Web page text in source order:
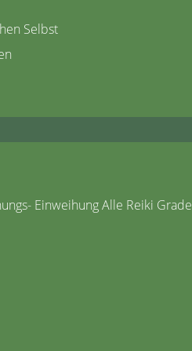
Selbst
Einweihung Alle Reiki Grade